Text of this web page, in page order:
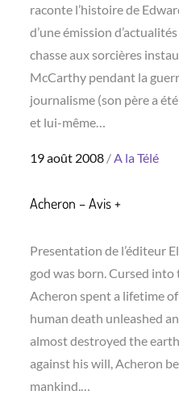
raconte l’histoire de
d’une émission
chasse aux sorcières
McCarthy pendant la
journalisme (son père a
et lui-même…
Posted
19 août 2008 A la Télé
Acheron – Avis +
Presentation de l’éditeur
god was born. Cursed into
Acheron spent a lifetime
human death unleashed
almost destroyed the
against his will, Acheron
mankind.…